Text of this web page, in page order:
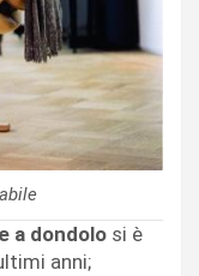
a dondolo si è
anni;